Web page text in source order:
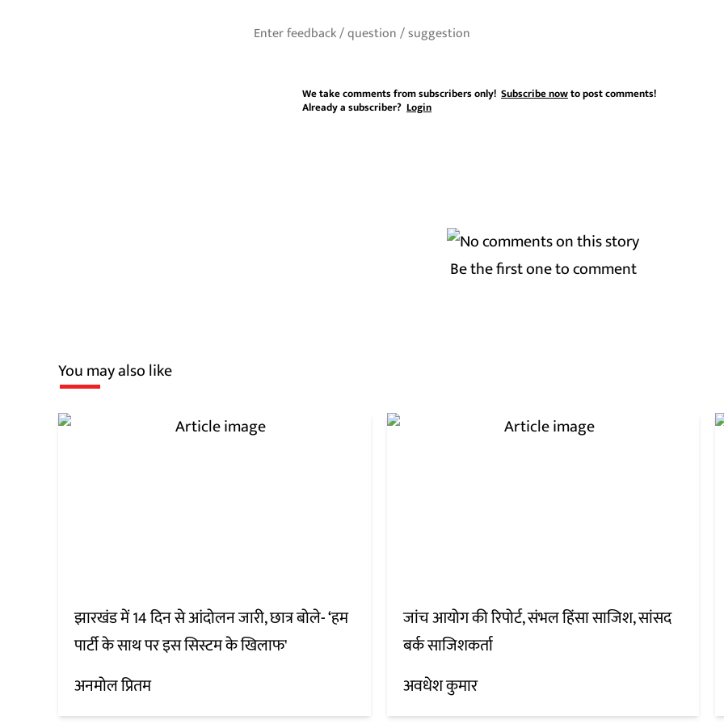
We take comments from subscribers only! Subscribe nowto post comments!
Already a subscriber? Login
Be the first one to comment
You may also like
झारखंड में 14 दिन से आंदोलन जारी, छात्र बोले- ‘हम
पार्टी के साथ पर इस सिस्टम के खिलाफ'
अनमोल प्रितम
जांच आयोग की रिपोर्ट, संभल हिंसा साजिश, सांसद
बर्क साजिशकर्ता
अवधेश कुमार